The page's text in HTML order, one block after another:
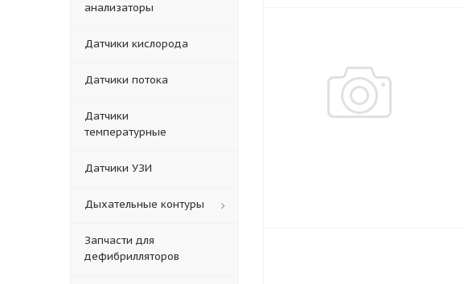
анализаторы
Датчики кислорода
Датчики потока
Датчики
температурные
Датчики УЗИ
Дыхательные контуры
Запчасти для
дефибрилляторов